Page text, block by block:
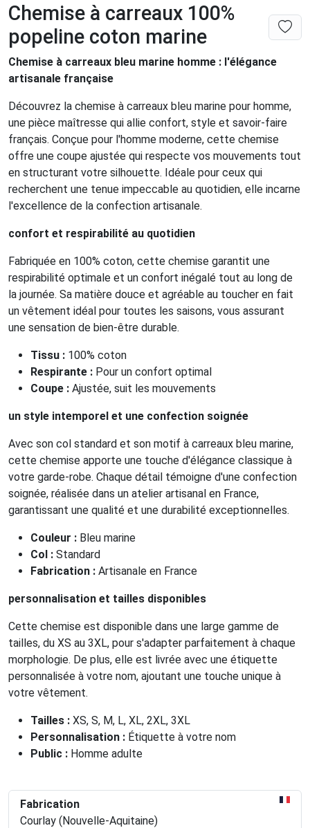
Chemise à carreaux 100%
popeline coton marine
Chemise à carreaux bleu marine homme : l'élégance
artisanale française
Découvrez la chemise à carreaux bleu marine pour homme,
une pièce maîtresse qui allie confort, style et savoir-faire
français. Conçue pour l'homme moderne, cette chemise
offre une coupe ajustée qui respecte vos mouvements tout
en structurant votre silhouette. Idéale pour ceux qui
recherchent une tenue impeccable au quotidien, elle incarne
l'excellence de la confection artisanale.
confort et respirabilité au quotidien
Fabriquée en 100% coton, cette chemise garantit une
respirabilité optimale et un confort inégalé tout au long de
la journée. Sa matière douce et agréable au toucher en fait
un vêtement idéal pour toutes les saisons, vous assurant
une sensation de bien-être durable.
Tissu : 100% coton
Respirante : Pour un confort optimal
Coupe : Ajustée, suit les mouvements
un style intemporel et une confection soignée
Avec son col standard et son motif à carreaux bleu marine,
cette chemise apporte une touche d'élégance classique à
votre garde-robe. Chaque détail témoigne d'une confection
soignée, réalisée dans un atelier artisanal en France,
garantissant une qualité et une durabilité exceptionnelles.
Couleur : Bleu marine
Col : Standard
Fabrication : Artisanale en France
personnalisation et tailles disponibles
Cette chemise est disponible dans une large gamme de
tailles, du XS au 3XL, pour s'adapter parfaitement à chaque
morphologie. De plus, elle est livrée avec une étiquette
personnalisée à votre nom, ajoutant une touche unique à
votre vêtement.
Tailles : XS, S, M, L, XL, 2XL, 3XL
Personnalisation : Étiquette à votre nom
Public : Homme adulte
Fabrication
Courlay (Nouvelle-Aquitaine)